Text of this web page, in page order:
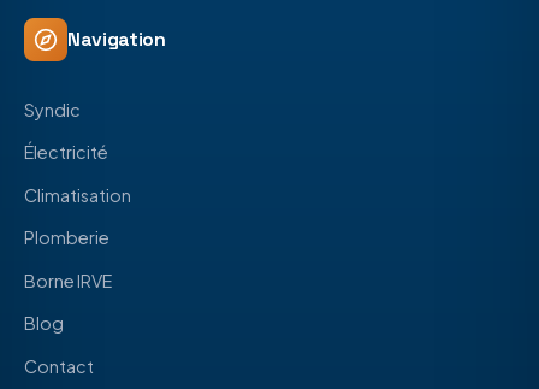
Navigation
Syndic
Électricité
Climatisation
Plomberie
Borne IRVE
Blog
Contact